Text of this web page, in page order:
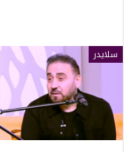
سلايدر